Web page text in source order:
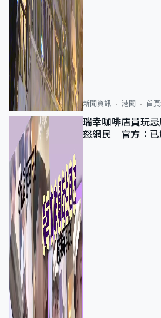
新聞資訊 港聞 首
瑞幸咖啡店員玩
怒網民 官方：已